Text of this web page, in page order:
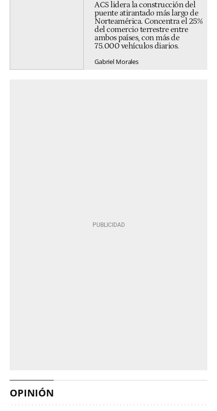
ACS lidera la construcción del
puente atirantado más largo de
Norteamérica. Concentra el 25%
del comercio terrestre entre
ambos países, con más de
75.000 vehículos diarios.
Gabriel Morales
OPINIÓN